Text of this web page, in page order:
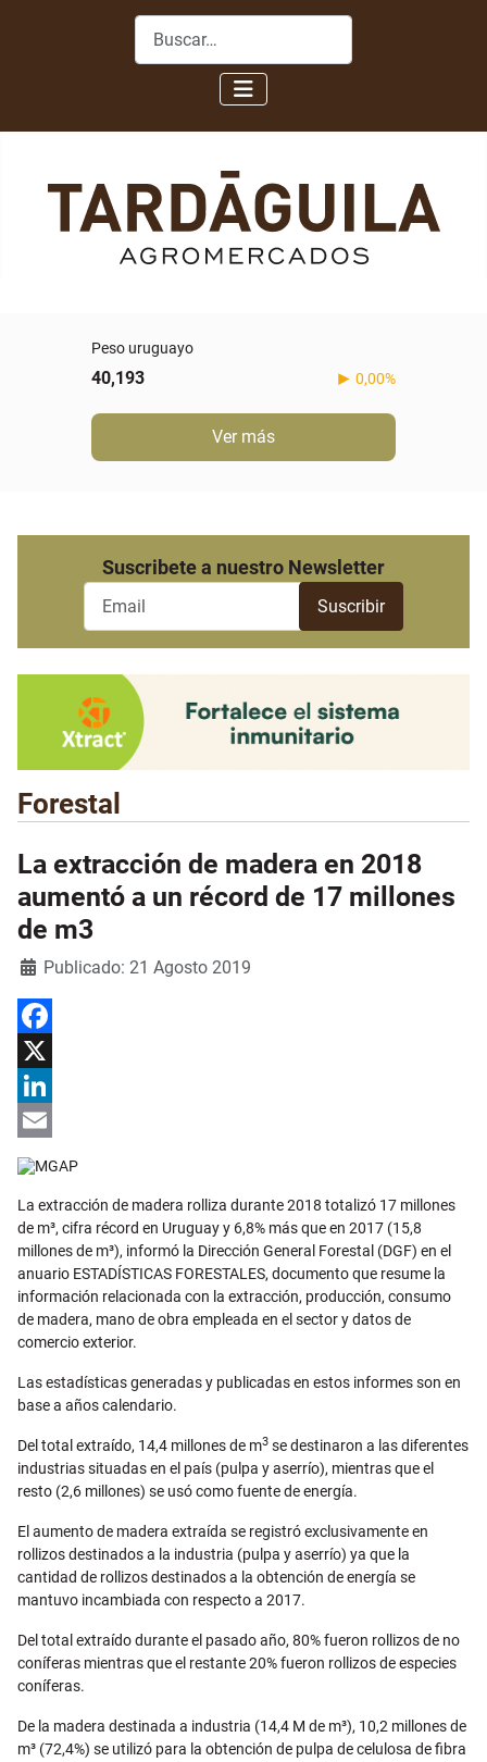
Buscar
Peso uruguayo
40,193 0,00%
Ver más
Suscribete a nuestro Newsletter
Forestal
La extracción de madera en 2018
aumentó a un récord de 17 millones
de m3
Detalles
Publicado: 21 Agosto 2019
Facebook
X
LinkedIn
Email
La extracción de madera rolliza durante 2018 totalizó 17 millones
de m³, cifra récord en Uruguay y 6,8% más que en 2017 (15,8
millones de m³), informó la Dirección General Forestal (DGF) en el
anuario ESTADÍSTICAS FORESTALES, documento que resume la
información relacionada con la extracción, producción, consumo
de madera, mano de obra empleada en el sector y datos de
comercio exterior.
Las estadísticas generadas y publicadas en estos informes son en
base a años calendario.
Del total extraído, 14,4 millones de m3 se destinaron a las diferentes
industrias situadas en el país (pulpa y aserrío), mientras que el
resto (2,6 millones) se usó como fuente de energía.
El aumento de madera extraída se registró exclusivamente en
rollizos destinados a la industria (pulpa y aserrío) ya que la
cantidad de rollizos destinados a la obtención de energía se
mantuvo incambiada con respecto a 2017.
Del total extraído durante el pasado año, 80% fueron rollizos de no
coníferas mientras que el restante 20% fueron rollizos de especies
coníferas.
De la madera destinada a industria (14,4 M de m³), 10,2 millones de
m³ (72,4%) se utilizó para la obtención de pulpa de celulosa de fibra